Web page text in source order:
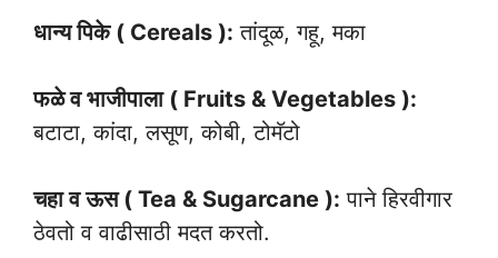
धान्य पिके ( Cereals ): तांदूळ, गहू, मका
फळे व भाजीपाला ( Fruits & Vegetables ):
बटाटा, कांदा, लसूण, कोबी, टोमॅटो
चहा व ऊस ( Tea & Sugarcane ): पाने हिरवीगार
ठेवतो व वाढीसाठी मदत करतो.